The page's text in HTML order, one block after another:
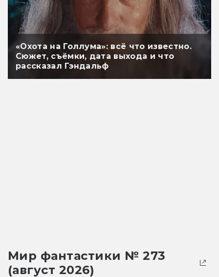
«Охота на Голлума»: всё что известно.
Сюжет, съёмки, дата выхода и что
рассказал Гэндальф
Мир фантастики № 273
(август 2026)